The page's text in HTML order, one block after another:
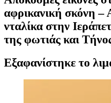
αφρικανική σκόνη –
νταλίκα στην
της φωτιάς και
Εξαφανίστηκε το